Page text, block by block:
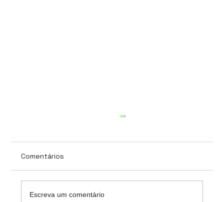
Comentários
Escreva um comentário